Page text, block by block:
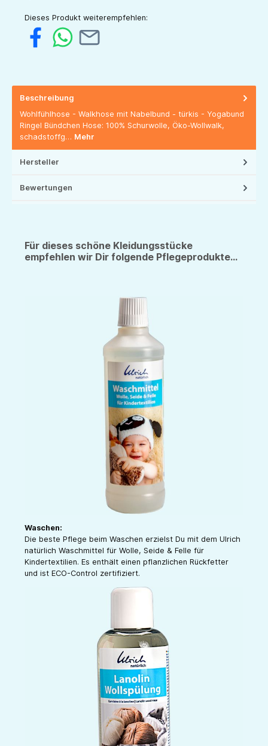
Dieses Produkt weiterempfehlen:
Beschreibung
Wohlfühlhose - Walkhose mit Nabelbund - türkis - Yogabund
Ringel Bündchen Hose: 100% Schurwolle, Öko-Wollwalk,
schadstoffg… Mehr
Hersteller
Bewertungen
Für dieses schöne Kleidungsstücke
empfehlen wir Dir folgende Pflegeprodukte...
Waschen:
Die beste Pflege beim Waschen erzielst Du mit dem Ulrich
natürlich Waschmittel für Wolle, Seide & Felle für
Kindertextilien. Es enthält einen pflanzlichen Rückfetter
und ist ECO-Control zertifiziert.